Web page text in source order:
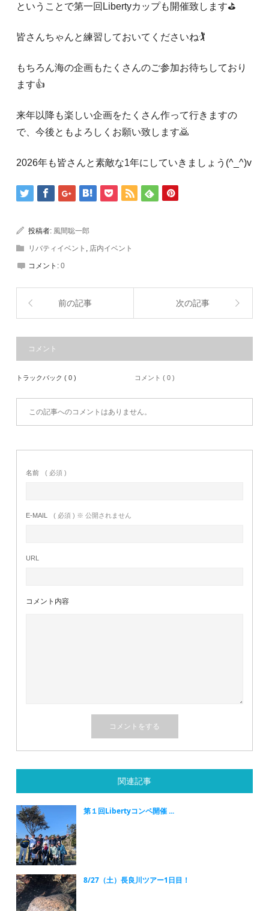
ということで第一回Libertyカップも開催致します⛳️
皆さんちゃんと練習しておいてくださいね🏌️
もちろん海の企画もたくさんのご参加お待ちしており
ます👍️
来年以降も楽しい企画をたくさん作って行きますの
で、今後ともよろしくお願い致します🙇
2026年も皆さんと素敵な1年にしていきましょう(^_^)v
投稿者: 風間聡一郎
リバティイベント , 店内イベント
コメント:0
前の記事 次の記事
コメント
トラックバック ( 0 ) コメント ( 0 )
この記事へのコメントはありません。
名前 ( 必須 )
E-MAIL ( 必須 ) ※ 公開されません
URL
コメント内容
関連記事
第１回Libertyコンペ開催 ...
8/27（土）長良川ツアー1日目！